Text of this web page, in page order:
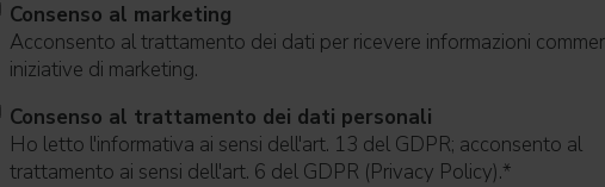
Consenso al marketing
Acconsento al trattamento dei dati per ricevere informazioni
iniziative di marketing.
Consenso al trattamento dei dati personali
Ho letto l'informativa ai sensi dell'art. 13 del GDPR; acconsento al
trattamento ai sensi dell'art. 6 del GDPR (Privacy Policy).*